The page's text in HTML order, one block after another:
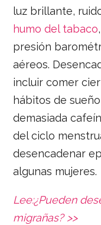
luz brillante,
humo del tabaco
presión
aéreos.
incluir comer
hábitos de
demasiada
del ciclo
desencadenar
algunas mujeres.
Lee:¿Pueden
migrañas? >>